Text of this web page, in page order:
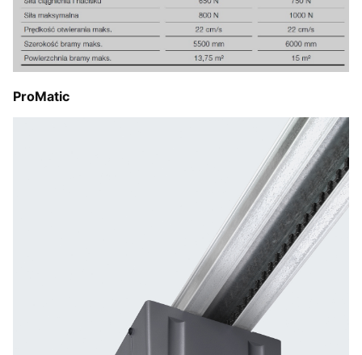
ProMatic